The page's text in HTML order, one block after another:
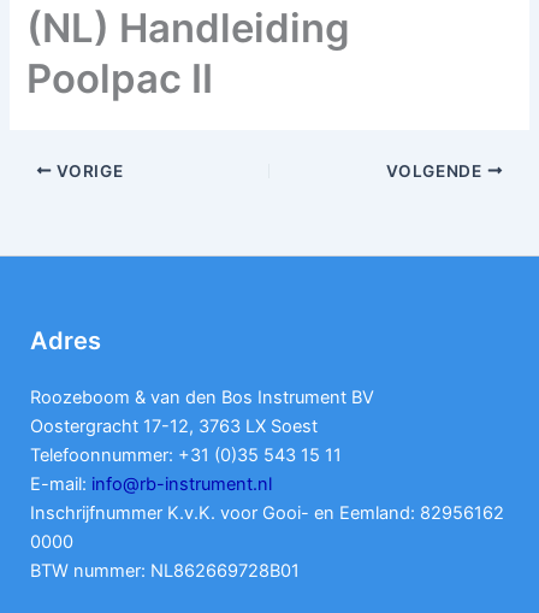
(NL) Handleiding
Poolpac II
VORIGE VOLGENDE
Adres
Roozeboom & van den Bos Instrument BV
Oostergracht 17-12, 3763 LX Soest
Telefoonnummer: +31 (0)35 543 15 11
E-mail: info@rb-instrument.nl
Inschrijfnummer K.v.K. voor Gooi- en Eemland: 82956162
0000
BTW nummer: NL862669728B01